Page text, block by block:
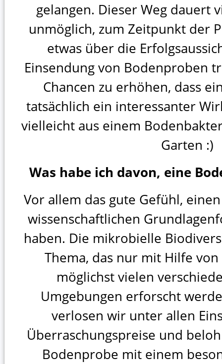
gelangen. Dieser Weg dauert
unmöglich, zum Zeitpunkt der
etwas über die
Einsendung von Bodenproben
Chancen zu erhöhen, dass
tatsächlich ein interessanter
vielleicht aus einem
Garten :)
Was habe ich davon, eine
Vor allem das gute Gefühl,
wissenschaftlichen
haben. Die mikrobielle
Thema, das nur mit Hilfe
möglichst vielen
Umgebungen erforscht
verlosen wir unter allen
Überraschungspreise und
Bodenprobe mit einem